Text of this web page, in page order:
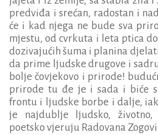
predviđa i srećan, radostan i
će i kad njega ne bude sva
mjestu, od cvrkuta i leta ptica
dozivajućih šuma i planina
da prime ljudske drugove i
bolje čovjekovo i prirode!
prirode tu đe je i sada i biće
frontu i ljudske borbe i dalje,
je najdublje ljudsko, životno,
poetsko vjeruju Radovana